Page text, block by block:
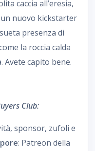
caccia all’eresia,
nuovo kickstarter
presenza di
la roccia calda
Avete capito bene.
Club:
sponsor, zufoli e
: Patreon della